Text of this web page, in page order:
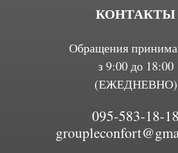
КОНТАКТЫ
Обращения
з 9:00 до 18:00
(ЕЖЕДНЕВНО)
095-583-18-18